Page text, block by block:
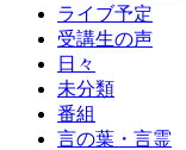
ライブ予定
受講生の声
日々
未分類
番組
言の葉・言霊